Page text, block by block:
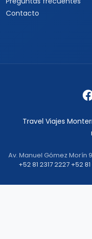
Informacion
Politicas de cancelacion
Av. Manuel Gómez Morín